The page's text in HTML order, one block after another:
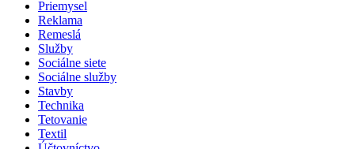
Priemysel
Reklama
Remeslá
Služby
Sociálne siete
Sociálne služby
Stavby
Technika
Tetovanie
Textil